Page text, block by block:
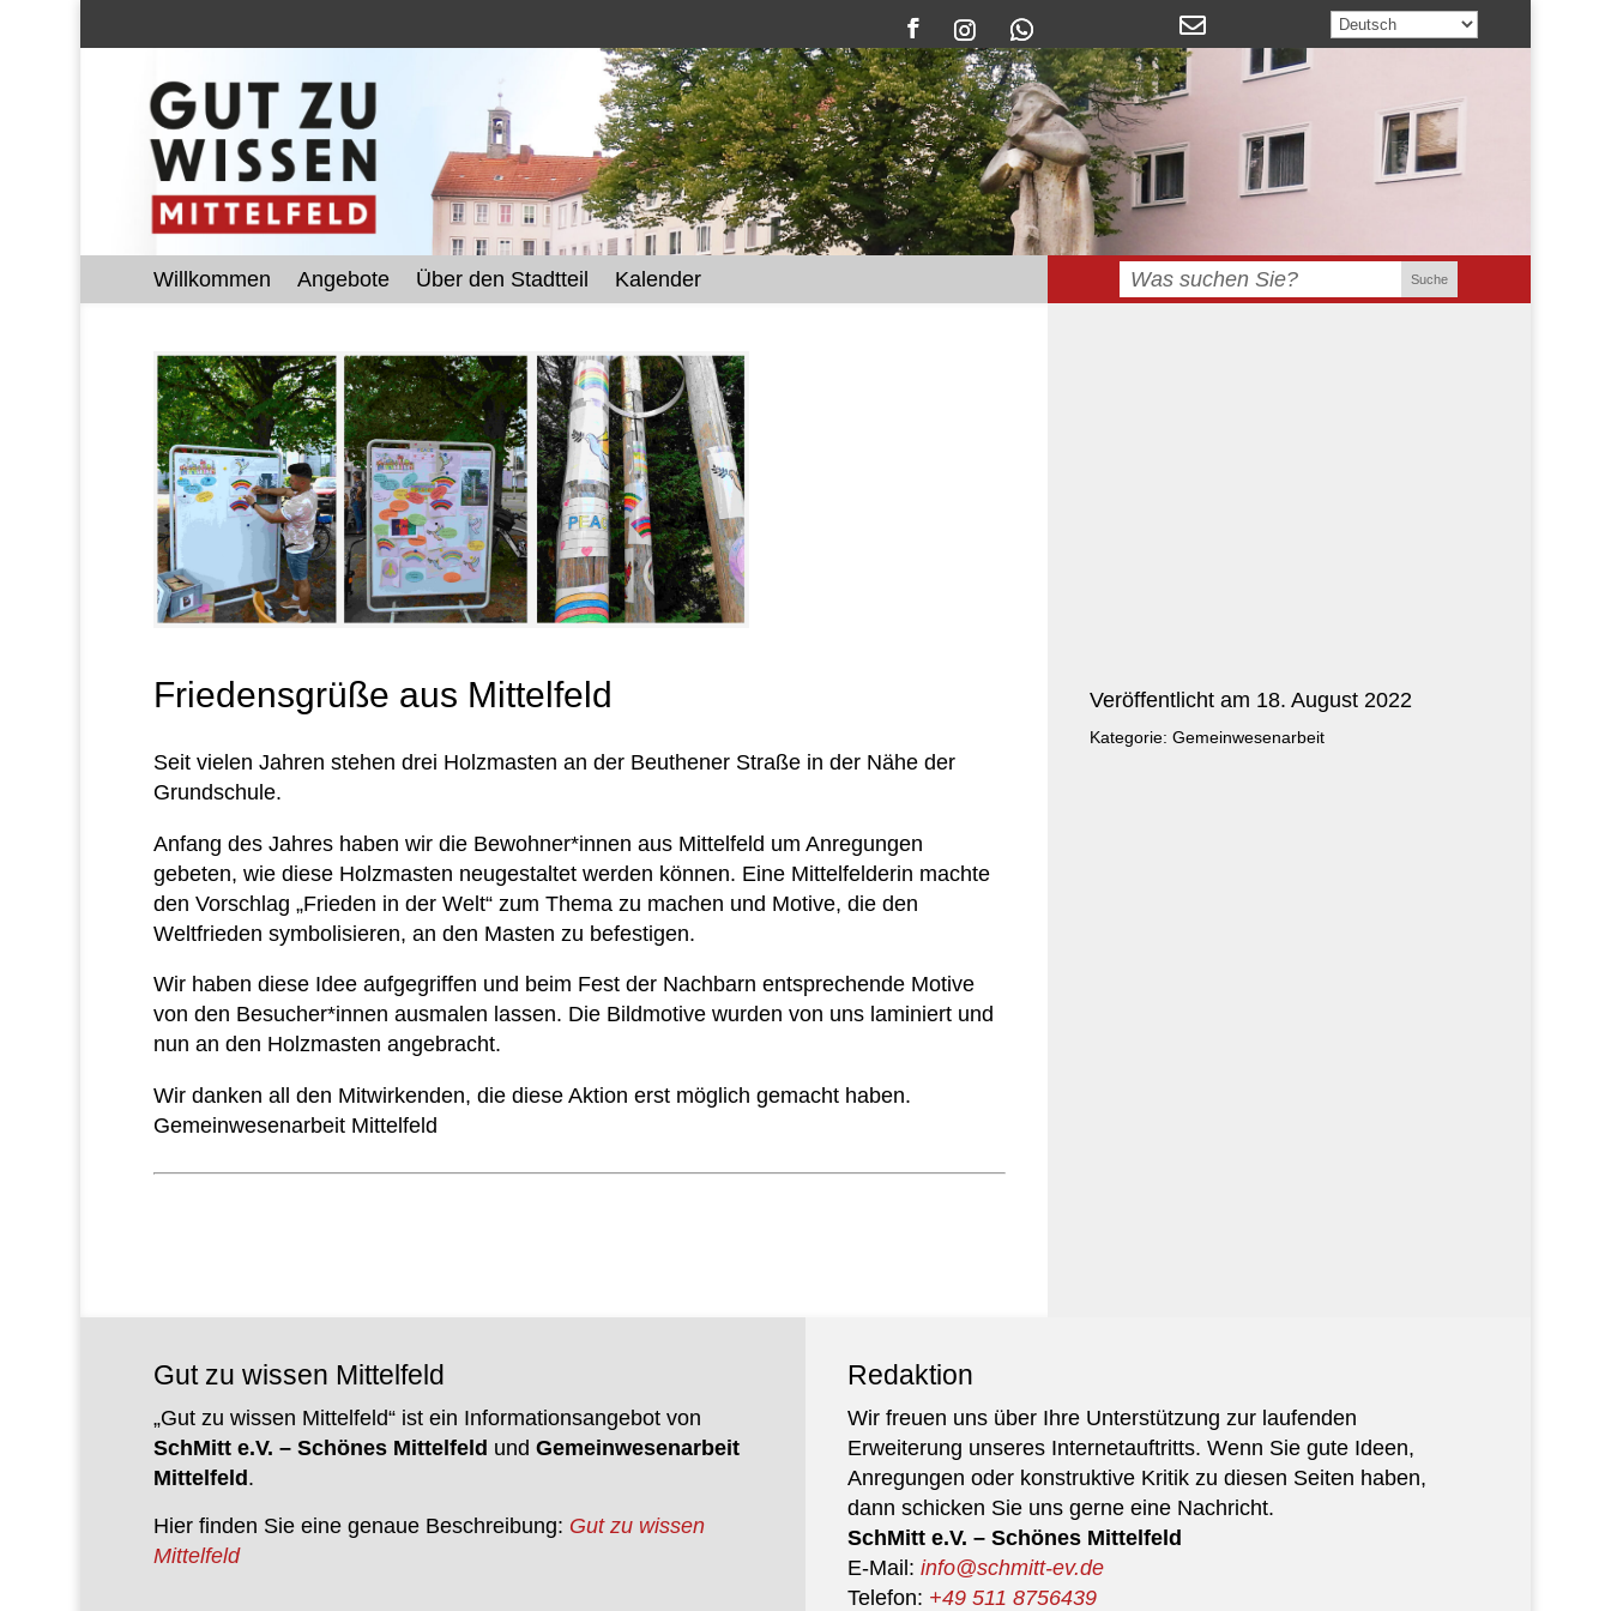
Willkommen Angebote Über den Stadtteil Kalender
Friedensgrüße aus Mittelfeld
Seit vielen Jahren stehen drei Holzmasten an der Beuthener Straße in der Nähe der
Grundschule.
Anfang des Jahres haben wir die Bewohner*innen aus Mittelfeld um Anregungen
gebeten, wie diese Holzmasten neugestaltet werden können. Eine Mittelfelderin machte
den Vorschlag „Frieden in der Welt“ zum Thema zu machen und Motive, die den
Weltfrieden symbolisieren, an den Masten zu befestigen.
Wir haben diese Idee aufgegriffen und beim Fest der Nachbarn entsprechende Motive
von den Besucher*innen ausmalen lassen. Die Bildmotive wurden von uns laminiert und
nun an den Holzmasten angebracht.
Wir danken all den Mitwirkenden, die diese Aktion erst möglich gemacht haben.
Gemeinwesenarbeit Mittelfeld
Veröffentlicht am 18. August 2022
Kategorie: Gemeinwesenarbeit
Gut zu wissen Mittelfeld
„Gut zu wissen Mittelfeld“ ist ein Informationsangebot von
SchMitt e.V. – Schönes Mittelfeld und Gemeinwesenarbeit
Mittelfeld.
Hier finden Sie eine genaue Beschreibung: Gut zu wissen
Mittelfeld
Redaktion
Wir freuen uns über Ihre Unterstützung zur laufenden
Erweiterung unseres Internetauftritts. Wenn Sie gute Ideen,
Anregungen oder konstruktive Kritik zu diesen Seiten haben,
dann schicken Sie uns gerne eine Nachricht.
SchMitt e.V. – Schönes Mittelfeld
E-Mail: info@schmitt-ev.de
Telefon: +49 511 8756439